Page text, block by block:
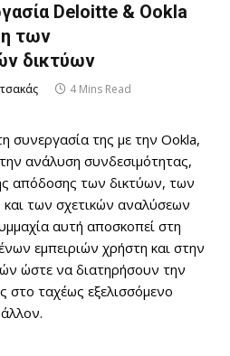
Deloitte & Ookla
των
δικτύων
4 Mins Read
συνεργασία της με την Ookla,
ανάλυση συνδεσιμότητας,
απόδοσης των δικτύων, των
των σχετικών αναλύσεων
αυτή αποσκοπεί στη
εμπειριών χρήστη και στην
ώστε να διατηρήσουν την
στο ταχέως εξελισσόμενο